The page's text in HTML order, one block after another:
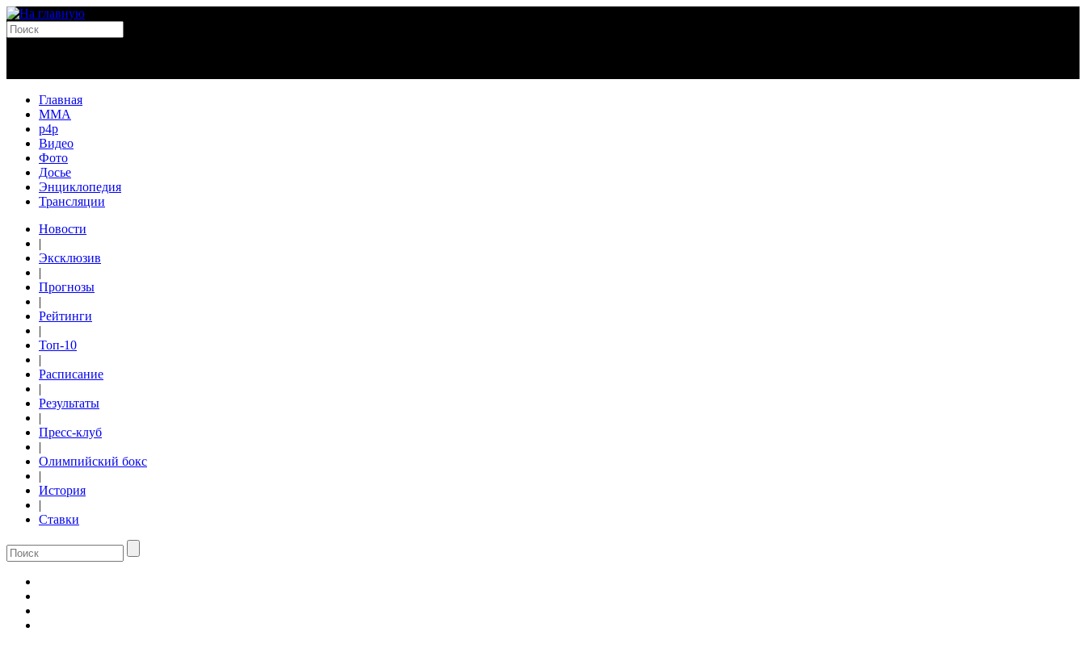
Главная
MMA
p4p
Видео
Фото
Досье
Энциклопедия
Трансляции
Новости
|
Эксклюзив
|
Прогнозы
|
Рейтинги
|
Топ-10
|
Расписание
|
Результаты
|
Пресс-клуб
|
Олимпийский бокс
|
История
|
Ставки